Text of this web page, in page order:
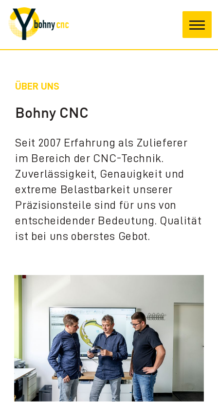
Leistungen
Produktion
Qualität
Unternehmen
ÜBER UNS
Bohny CNC
Seit 2007 Erfahrung als Zulieferer
im Bereich der CNC-Technik.
Zuverlässigkeit, Genauigkeit und
extreme Belastbarkeit unserer
Präzisionsteile sind für uns von
entscheidender Bedeutung. Qualität
ist bei uns oberstes Gebot.